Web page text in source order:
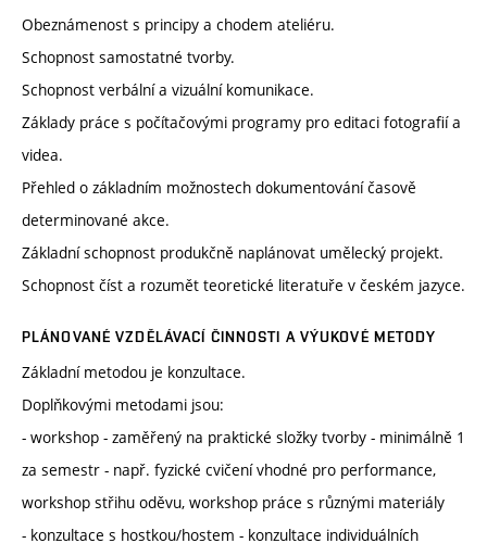
Obeznámenost s principy a chodem ateliéru.
Schopnost samostatné tvorby.
Schopnost verbální a vizuální komunikace.
Základy práce s počítačovými programy pro editaci fotografií a
videa.
Přehled o základním možnostech dokumentování časově
determinované akce.
Základní schopnost produkčně naplánovat umělecký projekt.
Schopnost číst a rozumět teoretické literatuře v českém jazyce.
PLÁNOVANÉ VZDĚLÁVACÍ ČINNOSTI A VÝUKOVÉ METODY
Základní metodou je konzultace.
Doplňkovými metodami jsou:
- workshop - zaměřený na praktické složky tvorby - minimálně 1
za semestr - např. fyzické cvičení vhodné pro performance,
workshop střihu oděvu, workshop práce s různými materiály
- konzultace s hostkou/hostem - konzultace individuálních